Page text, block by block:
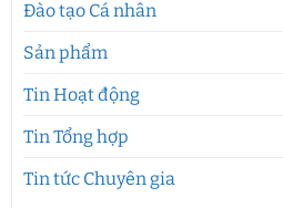
Đào tạo Cá nhân
Sản phẩm
Tin Hoạt động
Tin Tổng hợp
Tin tức Chuyên gia